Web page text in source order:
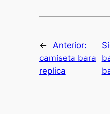
←
Anterior:
camiseta bara
replica